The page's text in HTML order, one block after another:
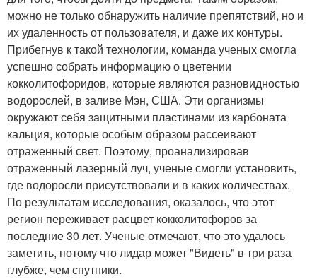
можно не только обнаружить наличие препятствий, но и
их удаленность от пользователя, и даже их контуры.
Прибегнув к такой технологии, команда ученых смогла
успешно собрать информацию о цветении
кокколитофоридов, которые являются разновидностью
водорослей, в заливе Мэн, США. Эти организмы
окружают себя защитными пластинами из карбоната
кальция, которые особым образом рассеивают
отраженный свет. Поэтому, проанализировав
отраженный лазерный луч, ученые смогли установить,
где водоросли присутствовали и в каких количествах.
По результатам исследования, оказалось, что этот
регион переживает расцвет кокколитофоров за
последние 30 лет. Ученые отмечают, что это удалось
заметить, потому что лидар может "Видеть" в три раза
глубже, чем спутники.